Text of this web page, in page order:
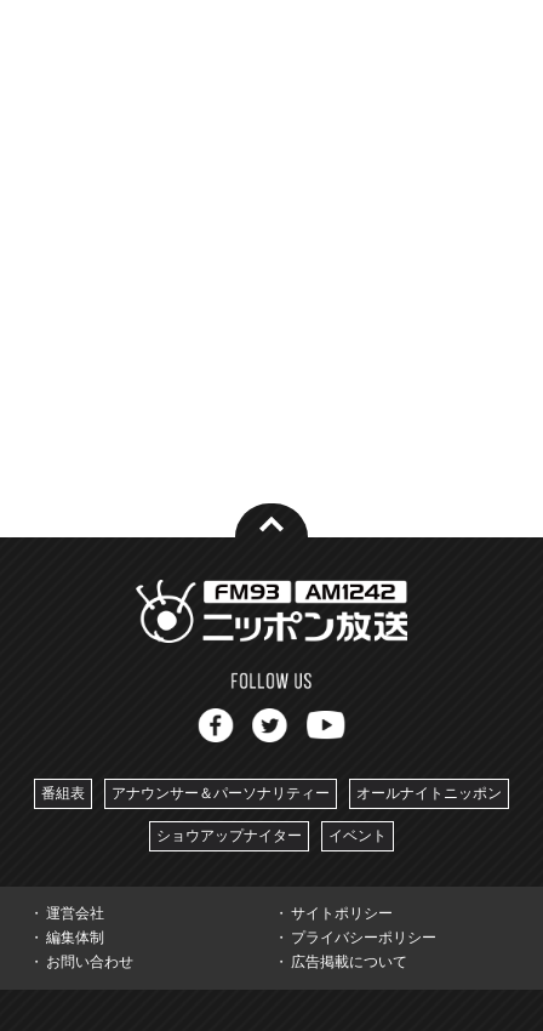
番組表 アナウンサー＆パーソナリティー オールナイトニッポン
ショウアップナイター イベント
運営会社
サイトポリシー
編集体制
プライバシーポリシー
お問い合わせ
広告掲載について